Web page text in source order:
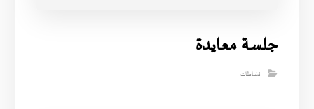
جلسة معايدة
نشاطات